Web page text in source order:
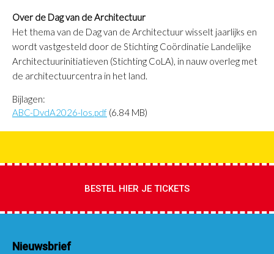
Over de Dag van de Architectuur
Het thema van de Dag van de Architectuur wisselt jaarlijks en
wordt vastgesteld door de Stichting Coördinatie Landelijke
Architectuurinitiatieven (Stichting CoLA), in nauw overleg met
de architectuurcentra in het land.
Bijlagen:
ABC-DvdA2026-los.pdf (6.84 MB)
BESTEL HIER JE TICKETS
Nieuwsbrief